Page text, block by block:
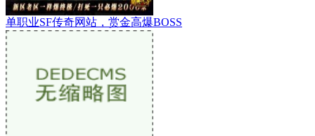
单职业SF传奇网站，赏金高爆BOSS